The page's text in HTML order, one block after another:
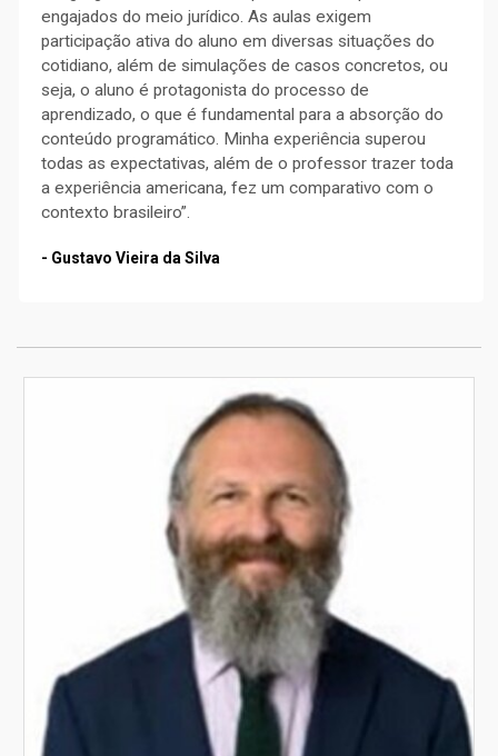
engajados do meio jurídico. As aulas exigem
participação ativa do aluno em diversas situações do
cotidiano, além de simulações de casos concretos, ou
seja, o aluno é protagonista do processo de
aprendizado, o que é fundamental para a absorção do
conteúdo programático. Minha experiência superou
todas as expectativas, além de o professor trazer toda
a experiência americana, fez um comparativo com o
contexto brasileiro”.
- Gustavo Vieira da Silva